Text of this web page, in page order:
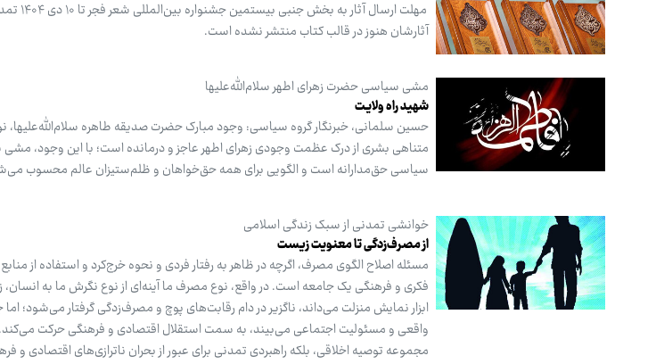
مهلت
آثارشان هنوز در قالب کتاب منتشر نشده است.
مشی سیاسی حضرت زهرای اطهر سلام‌الله‌علیها
شهید راه ولایـت
حسین سلمانی، خبرنگار گروه سیاسی: وجود مبارک حضرت صدیقه طاهره
متناهی بشری از درک عظمت وجودی زهرای اطهر عاجز و درمانده است؛ با این وجود،
سیاسی حق‌مدارانه است و الگویی برای همه حق‌خواهان و ظلم‌ستیزان عالم محسوب
خوانشی تمدنی از سبک زندگی اسلامی
از مصرف‌زدگی تا معنویت زیست
مسئله اصلاح الگوی مصرف، اگرچه در ظاهر به رفتار فردی و نحوه خرج‌کرد و استفاده از
فکری و فرهنگی یک جامعه است. در واقع، نوع مصرف ما آینه‌ای از نوع نگرش ما به
ابزار نمایش منزلت می‌داند، ناگزیر در دام رقابت‌های پوچ و مصرف‌زدگی گرفتار می‌شود؛
واقعی و مسئولیت اجتماعی می‌بیند، به سمت استقلال اقتصادی و فرهنگی حرکت می‌کند.
مجموعه توصیه اخلاقی، بلکه راهبردی تمدنی برای عبور از بحران ناترازی‌های اقتصادی و